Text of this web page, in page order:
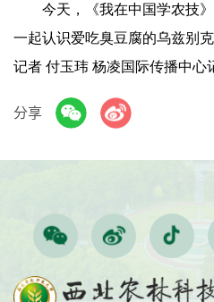
今天，《我在中国学农技
一起认识爱吃臭豆腐的乌兹别
记者 付玉玮 杨凌国际传播中心
分享